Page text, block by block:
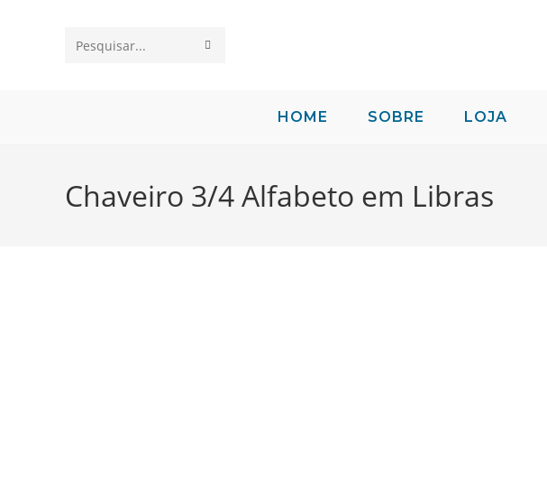
Pesquisar
HOME SOBRE LOJA
Chaveiro 3/4 Alfabeto em Libras